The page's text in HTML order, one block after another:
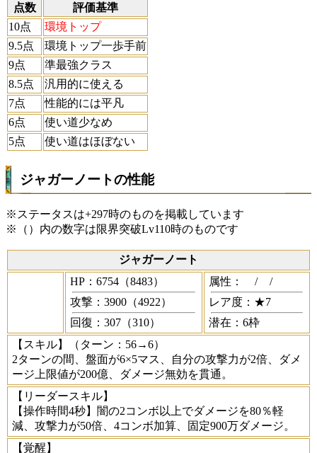
点数
評価基準
10点
環境トップ
9.5点
環境トップ一歩手前
9点
準最強クラス
8.5点
汎用的に使える
7点
性能的には平凡
6点
使い道少なめ
5点
使い道はほぼない
ジャガーノートの性能
※ステータスは+297時のものを掲載しています
※（）内の数字は限界突破Lv110時のものです
ジャガーノート
HP：6754（8483）
攻撃：3900（4922）
回復：307（310）
属性： /
/
レア度：★7
潜在：6枠
【スキル】
（ターン：56→6）
2ターンの間、盤面が6×5マス、自分の攻撃力が2倍、ダメ
ージ上限値が200億、ダメージ無効を貫通。
【リーダースキル】
【操作時間4秒】闇の2コンボ以上でダメージを80％軽
減、攻撃力が50倍、4コンボ加算、固定900万ダメージ。
【覚醒】